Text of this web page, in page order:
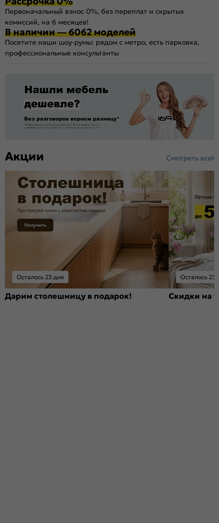
Первоначальный взнос 0%, без переплат и скрытых
комиссий, на 6 месяцев!
В наличии — 6062 моделей
Посетите наши шоу-румы: рядом с метро, есть парковка,
профессиональные консультанты
Акции Смотреть все
Осталось 23 дня
Дарим столешницу в подарок!
Осталось 23
Скидки на